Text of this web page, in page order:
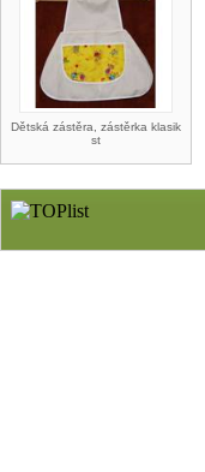
Dětská zástěra, zástěrka klasik
st